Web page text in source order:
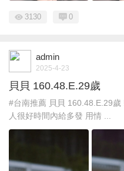
3130 0
admin
2025-4-23
貝貝 160.48.E.29歲
#台南推薦 貝貝 160.48.E.29
人很好時間內給多發 用情 ...